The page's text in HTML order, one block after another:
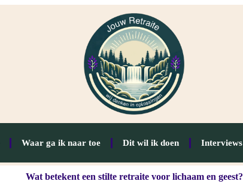
Waar ga ik naar toe Dit wil ik doen Interviews
Wat betekent een stilte retraite voor lichaam en geest?